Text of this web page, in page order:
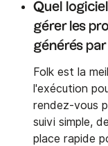
Quel
gérer les
générés
Folk est la
l'exécution
rendez-vous
suivi simple,
place rapide